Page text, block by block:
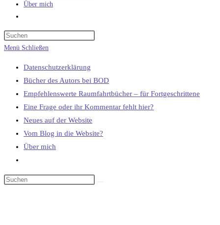
Über mich
umschalten
Menü Schließen
Datenschutzerklärung
Bücher des Autors bei BOD
Empfehlenswerte Raumfahrtbücher – für Fortgeschrittene
Eine Frage oder ihr Kommentar fehlt hier?
Neues auf der Website
Vom Blog in die Website?
Über mich
umschalten